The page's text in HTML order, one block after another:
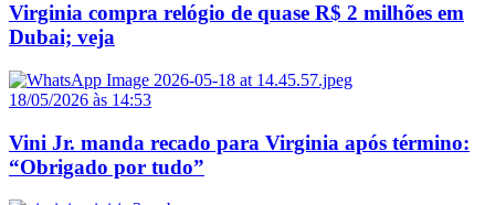
Virginia compra relógio de quase R$ 2 milhões em
Dubai; veja
18/05/2026 às 14:53
Vini Jr. manda recado para Virginia após término:
“Obrigado por tudo”